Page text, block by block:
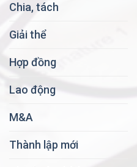
Chia, tách
Giải thể
Hợp đồng
Lao động
M&A
Thành lập mới